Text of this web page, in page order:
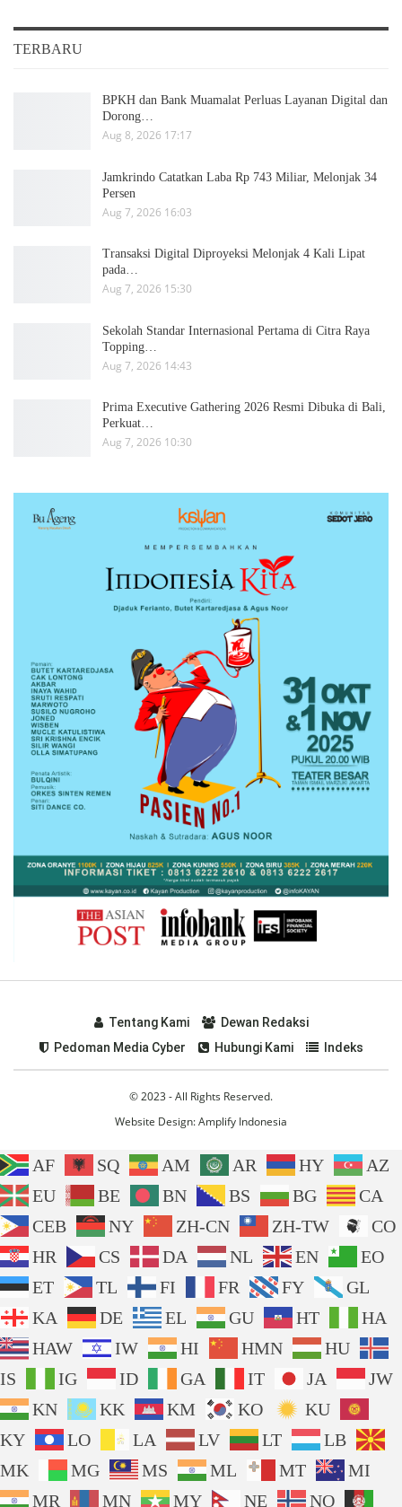
TERBARU
BPKH dan Bank Muamalat Perluas Layanan Digital dan
Dorong…
Aug 8, 2026 17:17
Jamkrindo Catatkan Laba Rp 743 Miliar, Melonjak 34
Persen
Aug 7, 2026 16:03
Transaksi Digital Diproyeksi Melonjak 4 Kali Lipat
pada…
Aug 7, 2026 15:30
Sekolah Standar Internasional Pertama di Citra Raya
Topping…
Aug 7, 2026 14:43
Prima Executive Gathering 2026 Resmi Dibuka di Bali,
Perkuat…
Aug 7, 2026 10:30
Tentang Kami
Dewan Redaksi
Pedoman Media Cyber
Hubungi Kami Indeks
© 2023 - All Rights Reserved.
Website Design:Amplify Indonesia
AF SQ AM AR HY
AZ
EU
BE BN BS BG
CA
CEB
NY ZH-CN ZH-TW
CO
HR
CS DA NL EN
EO
ET
TL FI FR FY
GL
KA
DE EL GU HT
HA
HAW
IW HI HMN
HU
IS
IG ID GA IT JA
JW
KN
KK KM KO
KU
KY
LO LA LV LT
LB
MK
MG MS ML MT
MI
MR
MN MY NE NO